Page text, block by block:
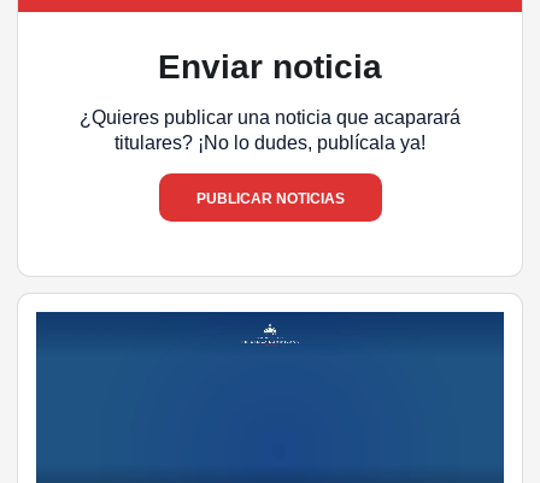
Enviar noticia
¿Quieres publicar una noticia que acaparará
titulares? ¡No lo dudes, publícala ya!
PUBLICAR NOTICIAS